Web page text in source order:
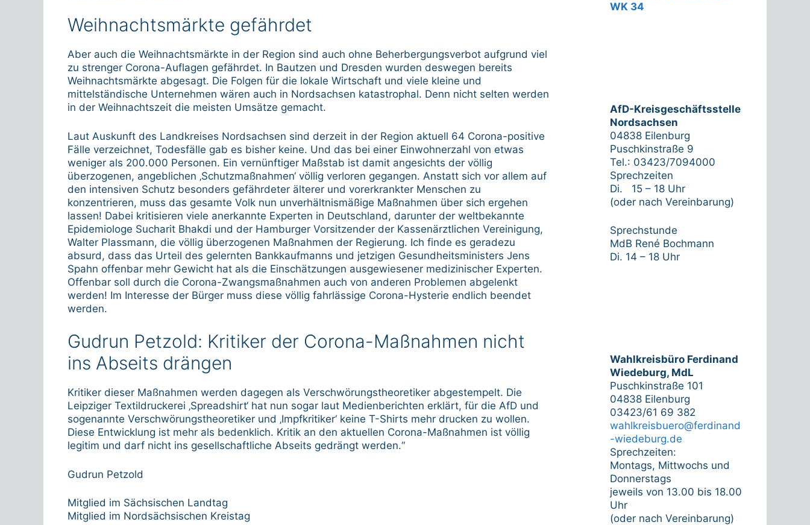
Weihnachtsmärkte gefährdet
Aber auch die Weihnachtsmärkte in der Region sind auch ohne Beherbergungsverbot aufgrund viel
zu strenger Corona-Auflagen gefährdet. In Bautzen und Dresden wurden deswegen bereits
Weihnachtsmärkte abgesagt. Die Folgen für die lokale Wirtschaft und viele kleine und
mittelständische Unternehmen wären auch in Nordsachsen katastrophal. Denn nicht selten werden
in der Weihnachtszeit die meisten Umsätze gemacht.
Laut Auskunft des Landkreises Nordsachsen sind derzeit in der Region aktuell 64 Corona-positive
Fälle verzeichnet, Todesfälle gab es bisher keine. Und das bei einer Einwohnerzahl von etwas
weniger als 200.000 Personen. Ein vernünftiger Maßstab ist damit angesichts der völlig
überzogenen, angeblichen ‚Schutzmaßnahmen‘ völlig verloren gegangen. Anstatt sich vor allem auf
den intensiven Schutz besonders gefährdeter älterer und vorerkrankter Menschen zu
konzentrieren, muss das gesamte Volk nun unverhältnismäßige Maßnahmen über sich ergehen
lassen! Dabei kritisieren viele anerkannte Experten in Deutschland, darunter der weltbekannte
Epidemiologe Sucharit Bhakdi und der Hamburger Vorsitzender der Kassenärztlichen Vereinigung,
Walter Plassmann, die völlig überzogenen Maßnahmen der Regierung. Ich finde es geradezu
absurd, dass das Urteil des gelernten Bankkaufmanns und jetzigen Gesundheitsministers Jens
Spahn offenbar mehr Gewicht hat als die Einschätzungen ausgewiesener medizinischer Experten.
Offenbar soll durch die Corona-Zwangsmaßnahmen auch von anderen Problemen abgelenkt
werden! Im Interesse der Bürger muss diese völlig fahrlässige Corona-Hysterie endlich beendet
werden.
Gudrun Petzold: Kritiker der Corona-Maßnahmen nicht
ins Abseits drängen
Kritiker dieser Maßnahmen werden dagegen als Verschwörungstheoretiker abgestempelt. Die
Leipziger Textildruckerei ‚Spreadshirt‘ hat nun sogar laut Medienberichten erklärt, für die AfD und
sogenannte Verschwörungstheoretiker und ‚Impfkritiker‘ keine T-Shirts mehr drucken zu wollen.
Diese Entwicklung ist mehr als bedenklich. Kritik an den aktuellen Corona-Maßnahmen ist völlig
legitim und darf nicht ins gesellschaftliche Abseits gedrängt werden.“
Gudrun Petzold
Mitglied im Sächsischen Landtag
Mitglied im Nordsächsischen Kreistag
WK 34
AfD-Kreisgeschäftsstelle
Nordsachsen
04838 Eilenburg
Puschkinstraße 9
Tel.: 03423/7094000
Sprechzeiten
Di. 15 – 18 Uhr
(oder nach Vereinbarung)
Sprechstunde
MdB René Bochmann
Di. 14 – 18 Uhr
Wahlkreisbüro Ferdinand
Wiedeburg, MdL
Puschkinstraße 101
04838 Eilenburg
03423/61 69 382
wahlkreisbuero@ferdinand
-wiedeburg.de
Sprechzeiten:
Montags, Mittwochs und
Donnerstags
jeweils von 13.00 bis 18.00
Uhr
(oder nach Vereinbarung)